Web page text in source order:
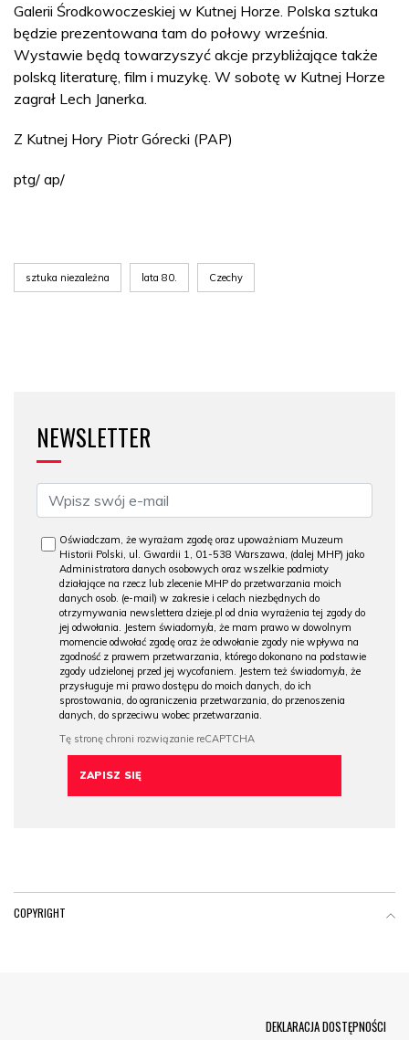
Galerii Środkowoczeskiej w Kutnej Horze. Polska sztuka
będzie prezentowana tam do połowy września.
Wystawie będą towarzyszyć akcje przybliżające także
polską literaturę, film i muzykę. W sobotę w Kutnej Horze
zagrał Lech Janerka.
Z Kutnej Hory Piotr Górecki (PAP)
ptg/ ap/
sztuka niezależna lata 80. Czechy
NEWSLETTER
Oświadczam, że wyrażam zgodę oraz upoważniam Muzeum
Historii Polski, ul. Gwardii 1, 01-538 Warszawa, (dalej MHP) jako
Administratora danych osobowych oraz wszelkie podmioty
działające na rzecz lub zlecenie MHP do przetwarzania moich
danych osob. (e-mail) w zakresie i celach niezbędnych do
otrzymywania newslettera dzieje.pl od dnia wyrażenia tej zgody do
jej odwołania. Jestem świadomy/a, że mam prawo w dowolnym
momencie odwołać zgodę oraz że odwołanie zgody nie wpływa na
zgodność z prawem przetwarzania, którego dokonano na podstawie
zgody udzielonej przed jej wycofaniem. Jestem też świadomy/a, że
przysługuje mi prawo dostępu do moich danych, do ich
sprostowania, do ograniczenia przetwarzania, do przenoszenia
danych, do sprzeciwu wobec przetwarzania.
COPYRIGHT
DEKLARACJA DOSTĘPNOŚCI